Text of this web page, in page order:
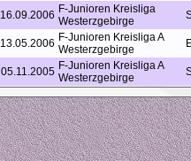
16.09.2006 F-Junioren Kreisliga
Westerzgebirge
13.05.2006 F-Junioren Kreisliga A
Westerzgebirge
05.11.2005 F-Junioren Kreisliga A
Westerzgebirge